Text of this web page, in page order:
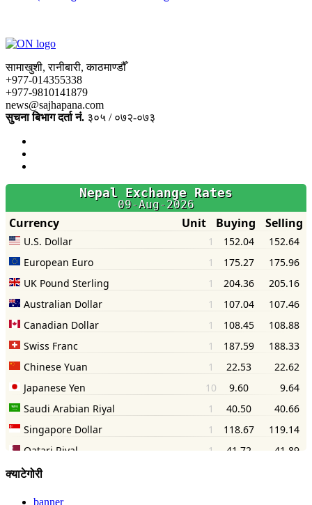
सामाखुशी, रानीबारी, काठमाण्डौँ
+977-014355338
+977-9810141879
news@sajhapana.com
सुचना बिभाग दर्ता नं. ३०५ / ०७२-०७३
क्याटेगोरी
banner